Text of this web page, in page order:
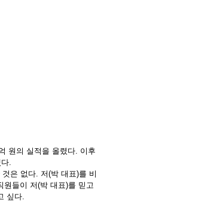
원의 실적을 올렸다. 이후
.
은 없다. 저(박 대표)를 비
들이 저(박 대표)를 믿고
싶다.